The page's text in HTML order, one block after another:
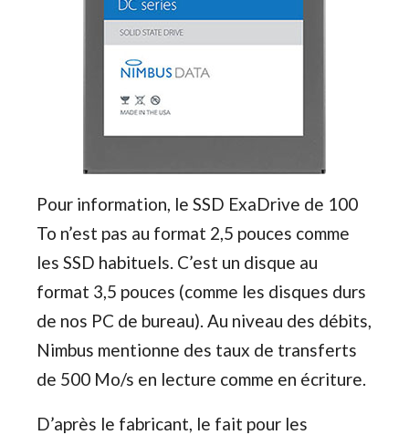
Pour information, le SSD ExaDrive de 100
To n’est pas au format 2,5 pouces comme
les SSD habituels. C’est un disque au
format 3,5 pouces (comme les disques durs
de nos PC de bureau). Au niveau des débits,
Nimbus mentionne des taux de transferts
de 500 Mo/s en lecture comme en écriture.
D’après le fabricant, le fait pour les